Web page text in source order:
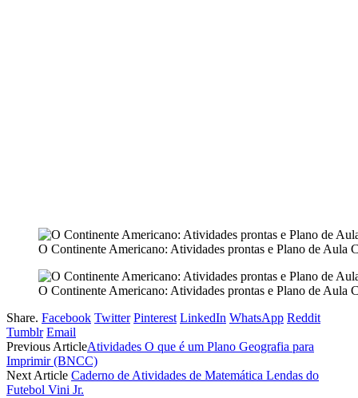
O Continente Americano: Atividades prontas e Plano de Aula
O Continente Americano: Atividades prontas e Plano de Aula
Share. Facebook Twitter Pinterest LinkedIn WhatsApp Reddit
Tumblr Email
Previous ArticleAtividades O que é um Plano Geografia para
Imprimir (BNCC)
Next Article Caderno de Atividades de Matemática Lendas do
Futebol Vini Jr.